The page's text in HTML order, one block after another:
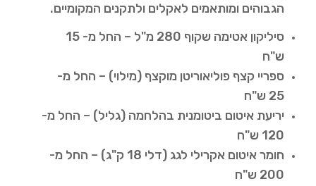
הגבוהים ומותאמים לאקלים ולתקנים המקומיים.
סיליקון אטימה שקוף 280 מ"ל – החל מ- 15
ש"ח
ספריי קצף פוליאוריטן מוקצף (מילוי) – החל מ-
25 ש"ח
יריעת איטום ביטומנית בהלחמה (גליל) – החל מ-
120 ש"ח
חומר איטום אקרילי לגג (דלי 18 ק"ג) – החל מ-
200 ש"ח